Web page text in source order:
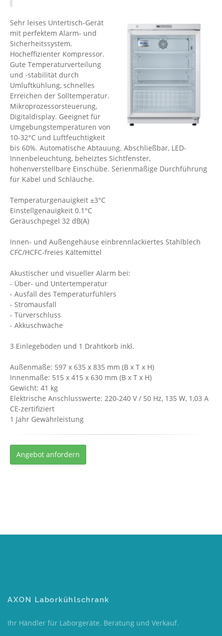
Sehr leises Untertisch-Gerät
mit perfektem Alarm- und
Sicherheitssystem.
Hocheffizienter Kompressor.
Gute Temperaturverteilung
und -stabilität durch
Umluftkühlung, schnelles
Erreichen der Solltemperatur.
Mikroprozessorsteuerung,
Digitaldisplay. Geeignet für
Umgebungstemperaturen von
10-32°C und Luftfeuchtigkeit
bis 60%. Automatische Abtauung. Abschließbar, LED-
Innenbeleuchtung, beheiztes Sichtfenster,
höhenverstellbare Einschübe. Serienmäßige Durchführung
für Kabel und Schläuche.
Temperaturgenauigkeit ±3°C
Einstellgenauigkeit 0.1°C
Geräuschpegel 32 dB(A)
Innen- und Außengehäuse einbrennlackiertes Stahlblech
CFC/HCFC-freies Kältemittel
Akustischer und visueller Alarm bei:
- Über- und Untertemperatur
- Ausfall des Temperaturfühlers
- Stromausfall
- Türverschluss
- Akkuschwäche
3 Einlegeböden und 1 Drahtkorb inkl.
Außenmaße: 597 x 635 x 835 mm (B x T x H)
Innenmaße: 515 x 415 x 630 mm (B x T x H)
Gewicht: 41 kg
Elektrische Anschlusswerte: 220-240 V / 50 Hz, 135 W, 1,03 A
CE-zertifiziert
1 Jahr Gewährleistung
Angebot anfordern
AXON Laborkühlschrank
Ihr Händler für Laborgeräte. Beratung und Verkauf.